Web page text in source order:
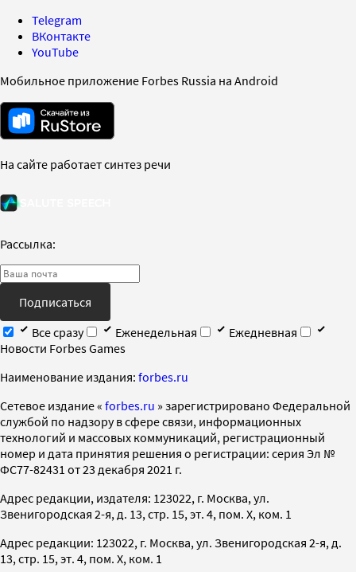
Telegram
ВКонтакте
YouTube
Мобильное приложение Forbes Russia на Android
На сайте работает синтез речи
Рассылка:
Подписаться
Все сразу
Еженедельная
Ежедневная
Новости Forbes Games
Наименование издания: forbes.ru
Cетевое издание « forbes.ru » зарегистрировано Федеральной
службой по надзору в сфере связи, информационных
технологий и массовых коммуникаций, регистрационный
номер и дата принятия решения о регистрации: серия Эл №
ФС77-82431 от 23 декабря 2021 г.
Адрес редакции, издателя: 123022, г. Москва, ул.
Звенигородская 2-я, д. 13, стр. 15, эт. 4, пом. X, ком. 1
Адрес редакции: 123022, г. Москва, ул. Звенигородская 2-я, д.
13, стр. 15, эт. 4, пом. X, ком. 1